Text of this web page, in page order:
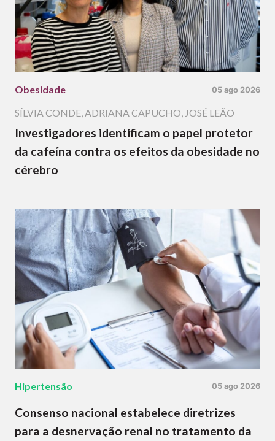
Obesidade 05 ago 2026
SÍLVIA CONDE,ADRIANA CAPUCHO, JOSÉ LEÃO
Investigadores identificam o papel protetor
da cafeína contra os efeitos da obesidade no
cérebro
Hipertensão 05 ago 2026
Consenso nacional estabelece diretrizes
para a desnervação renal no tratamento da